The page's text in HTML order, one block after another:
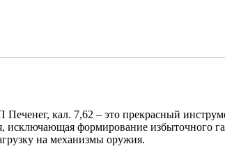
кал. 7,62 – это прекрасный
исключающая формирование избыточного
на механизмы оружия.